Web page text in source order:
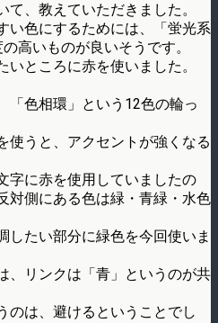
、教えていただきました。
い色にするためには、「蛍光系
高いものが良いそうです。
ところに赤を使いました。
「色相環」という12色の輪っ
使うと、アクセントが強くなる
字に赤を使用していましたの
対側にある色は緑・青緑・水色
したい部分に緑色を今回使いま
、リンクは「青」というのが共
のは、避けるということでし